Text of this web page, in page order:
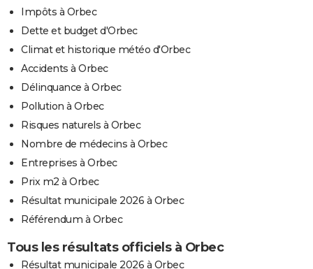
Impôts à Orbec
Dette et budget d'Orbec
Climat et historique météo d'Orbec
Accidents à Orbec
Délinquance à Orbec
Pollution à Orbec
Risques naturels à Orbec
Nombre de médecins à Orbec
Entreprises à Orbec
Prix m2 à Orbec
Résultat municipale 2026 à Orbec
Référendum à Orbec
Tous les résultats officiels à Orbec
Résultat municipale 2026 à Orbec